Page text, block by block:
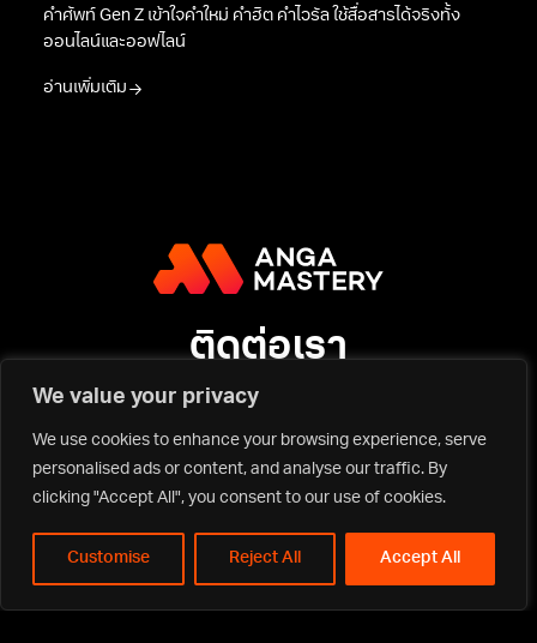
We value your privacy
We use cookies to enhance your browsing experience, serve
personalised ads or content, and analyse our traffic. By
clicking "Accept All", you consent to our use of cookies.
Customise Reject All Accept All
คำศัพท์ Gen Z เข้าใจคำใหม่ คำฮิต คำไวรัล ใช้สื่อสารได้จริงทั้ง
ออนไลน์และออฟไลน์
อ่านเพิ่มเติม
ติดต่อเรา
ที่อยู่: 92 อาคารสำนักงาน เซ็นทรัล พาร์ค ออฟฟิศเศส ชั้นที่ 12 ห้องเลขที่
แอลแอล1210 ถนนพระรามที่ 4 แขวงสีลม เขตบางรัก กรุงเทพมหานคร
10500
email: mastery@anga.co.th